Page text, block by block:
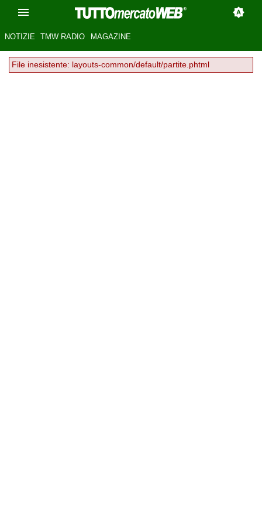
NOTIZIE TMW RADIO MAGAZINE
File inesistente: layouts-common/default/partite.phtml